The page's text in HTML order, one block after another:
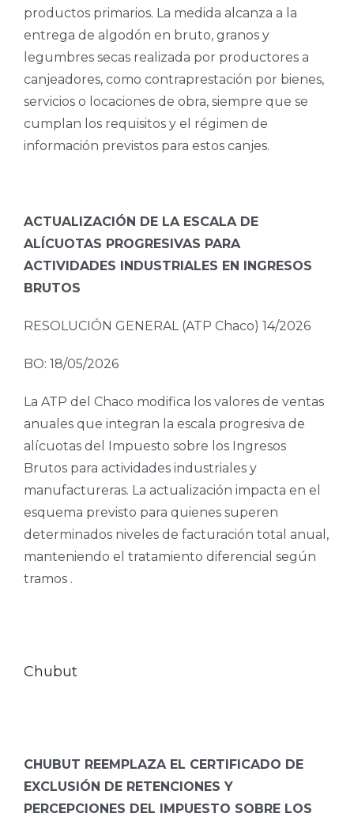
productos primarios. La medida alcanza a la
entrega de algodón en bruto, granos y
legumbres secas realizada por productores a
canjeadores, como contraprestación por bienes,
servicios o locaciones de obra, siempre que se
cumplan los requisitos y el régimen de
información previstos para estos canjes.
ACTUALIZACIÓN DE LA ESCALA DE
ALÍCUOTAS PROGRESIVAS PARA
ACTIVIDADES INDUSTRIALES EN INGRESOS
BRUTOS
RESOLUCIÓN GENERAL (ATP Chaco) 14/2026
BO: 18/05/2026
La ATP del Chaco modifica los valores de ventas
anuales que integran la escala progresiva de
alícuotas del Impuesto sobre los Ingresos
Brutos para actividades industriales y
manufactureras. La actualización impacta en el
esquema previsto para quienes superen
determinados niveles de facturación total anual,
manteniendo el tratamiento diferencial según
tramos .
Chubut
CHUBUT REEMPLAZA EL CERTIFICADO DE
EXCLUSIÓN DE RETENCIONES Y
PERCEPCIONES DEL IMPUESTO SOBRE LOS